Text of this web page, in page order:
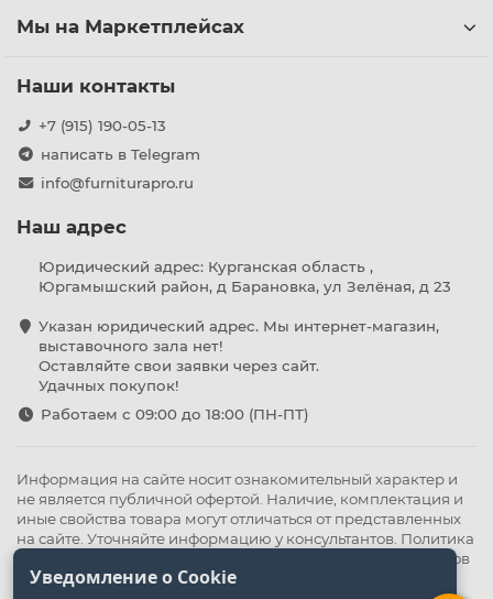
Мы на Маркетплейсах
Наши контакты
+7 (915) 190-05-13
написать в Telegram
info@furniturapro.ru
Наш адрес
Юридический адрес: Курганская область ,
Юргамышский район, д Барановка, ул Зелёная, д 23
Указан юридический адрес. Мы интернет-магазин,
выставочного зала нет!
Оставляйте свои заявки через сайт.
Удачных покупок!
Работаем с 09:00 до 18:00 (ПН-ПТ)
Информация на сайте носит ознакомительный характер и
не является публичной офертой. Наличие, комплектация и
иные свойства товара могут отличаться от представленных
на сайте. Уточняйте информацию у консультантов. Политика
Политика обработки файлов
cookie
Уведомление о Cookie